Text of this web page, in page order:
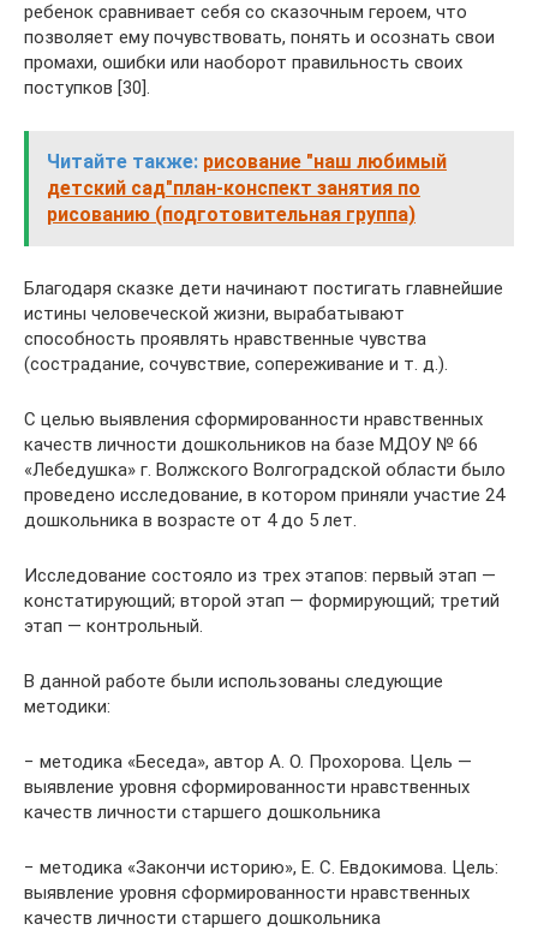
ребенок сравнивает себя со сказочным героем, что
позволяет ему почувствовать, понять и осознать свои
промахи, ошибки или наоборот правильность своих
поступков [30].
Читайте также: рисование "наш любимый
детский сад"план-конспект занятия по
рисованию (подготовительная группа)
Благодаря сказке дети начинают постигать главнейшие
истины человеческой жизни, вырабатывают
способность проявлять нравственные чувства
(сострадание, сочувствие, сопереживание и т. д.).
С целью выявления сформированности нравственных
качеств личности дошкольников на базе МДОУ № 66
«Лебедушка» г. Волжского Волгоградской области было
проведено исследование, в котором приняли участие 24
дошкольника в возрасте от 4 до 5 лет.
Исследование состояло из трех этапов: первый этап —
констатирующий; второй этап — формирующий; третий
этап — контрольный.
В данной работе были использованы следующие
методики:
− методика «Беседа», автор А. О. Прохорова. Цель —
выявление уровня сформированности нравственных
качеств личности старшего дошкольника
− методика «Закончи историю», Е. С. Евдокимова. Цель:
выявление уровня сформированности нравственных
качеств личности старшего дошкольника